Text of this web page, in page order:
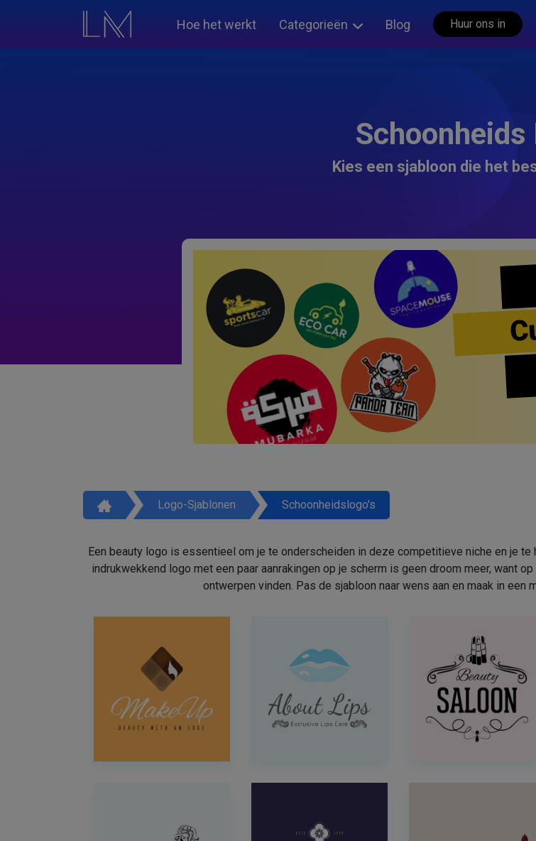
Hoe het werkt Categorieën Blog Huur ons in
Schoonheids
Kies een sjabloon die het
Logo-Sjablonen Schoonheidslogo's
Een beauty logo is essentieel om je te onderscheiden in deze competitieve niche en je
indrukwekkend logo met een paar aanrakingen op je scherm is geen droom meer, want
ontwerpen vinden. Pas de sjabloon naar wens aan en maak in een